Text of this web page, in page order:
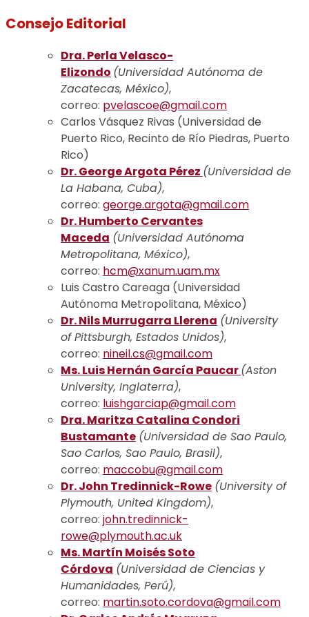
Consejo Editorial
Dra. Perla Velasco-
Elizondo (Universidad Autónoma de
Zacatecas, México),
correo: pvelascoe@gmail.com
Carlos Vásquez Rivas (Universidad de
Puerto Rico, Recinto de Río Piedras, Puerto
Rico)
Dr. George Argota Pérez (Universidad de
La Habana, Cuba),
correo: george.argota@gmail.com
Dr. Humberto Cervantes
Maceda (Universidad Autónoma
Metropolitana, México),
correo: hcm@xanum.uam.mx
Luis Castro Careaga (Universidad
Autónoma Metropolitana, México)
Dr. Nils Murrugarra Llerena (University
of Pittsburgh, Estados Unidos),
correo: nineil.cs@gmail.com
Ms. Luis Hernán García Paucar(Aston
University, Inglaterra),
correo: luishgarciap@gmail.com
Dra. Maritza Catalina Condori
Bustamante (Universidad de Sao Paulo,
Sao Carlos, Sao Paulo, Brasil),
correo: maccobu@gmail.com
Dr. John Tredinnick-Rowe (University of
Plymouth, United Kingdom),
correo: john.tredinnick-
rowe@plymouth.ac.uk
Ms. Martín Moisés Soto
Córdova (Universidad de Ciencias y
Humanidades, Perú),
correo: martin.soto.cordova@gmail.com